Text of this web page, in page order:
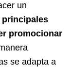
un
principales
promocionar
se adapta a